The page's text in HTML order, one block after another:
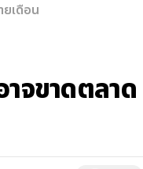
เดือน
จขาดตลาด